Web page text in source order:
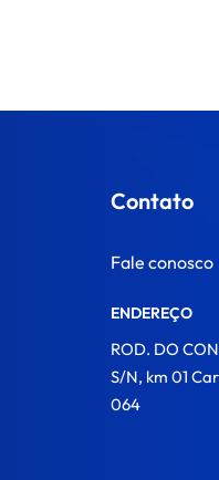
Contato
Fale conosco
ENDEREÇO
ROD. DO
S/N, km 01
064